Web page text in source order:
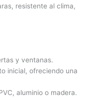
resistente al clima,
y ventanas.
inicial, ofreciendo una
aluminio o madera.